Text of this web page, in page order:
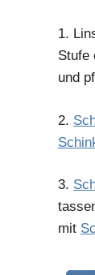
1.
Stufe
und
2.
3.
mit